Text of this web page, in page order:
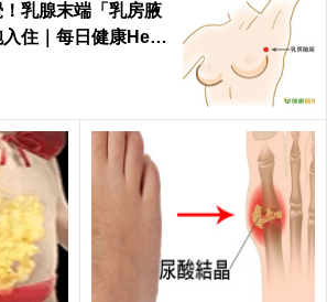
！乳腺末端「乳房腋
住｜每日健康Healt